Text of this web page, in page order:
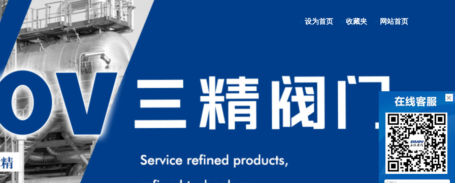
网站首页
收藏夹
设为首页